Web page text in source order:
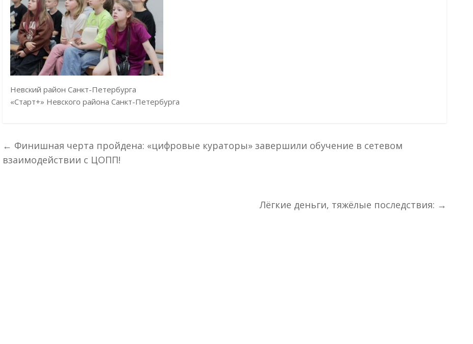
Невский район Санкт-Петербурга
«Старт+» Невского района Санкт-Петербурга
← Финишная черта пройдена: «цифровые кураторы» завершили обучение в сетевом
взаимодействии с ЦОПП!
Лёгкие деньги, тяжёлые последствия: →